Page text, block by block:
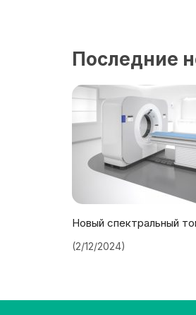
Последние
Новый спектральный
(2/12/2024)